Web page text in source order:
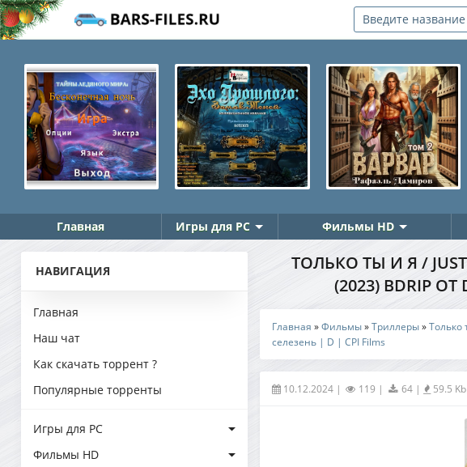
Главная Игры для PC Фильмы HD
НАВИГАЦИЯ
Главная
Наш чат
Как скачать торрент ?
Популярные торренты
Игры для PC
Фильмы HD
ТОЛЬКО ТЫ И Я / JUST
(2023) BDRIP
Главная »Фильмы»Триллеры»Только
селезень | D | CPI Films
10.12.2024 | 119 | 64| 59.5 Kb